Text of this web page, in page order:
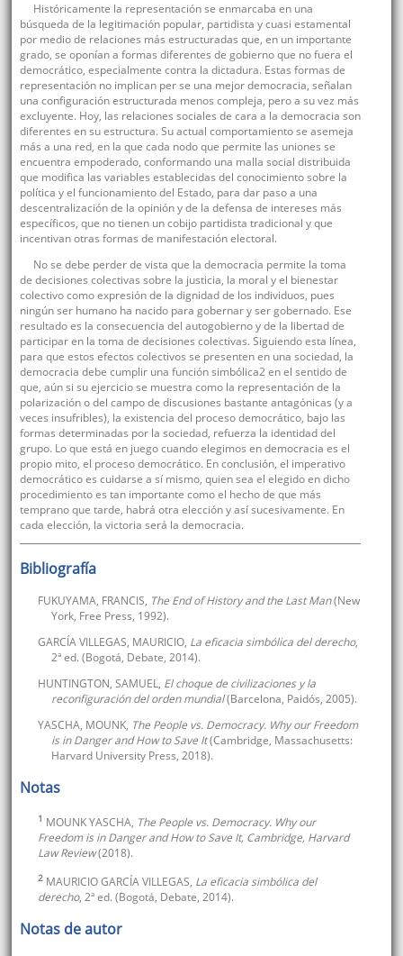
Históricamente la representación se enmarcaba en una
búsqueda de la legitimación popular, partidista y cuasi estamental
por medio de relaciones más estructuradas que, en un importante
grado, se oponían a formas diferentes de gobierno que no fuera el
democrático, especialmente contra la dictadura. Estas formas de
representación no implican per se una mejor democracia, señalan
una configuración estructurada menos compleja, pero a su vez más
excluyente. Hoy, las relaciones sociales de cara a la democracia son
diferentes en su estructura. Su actual comportamiento se asemeja
más a una red, en la que cada nodo que permite las uniones se
encuentra empoderado, conformando una malla social distribuida
que modifica las variables establecidas del conocimiento sobre la
política y el funcionamiento del Estado, para dar paso a una
descentralización de la opinión y de la defensa de intereses más
específicos, que no tienen un cobijo partidista tradicional y que
incentivan otras formas de manifestación electoral.
No se debe perder de vista que la democracia permite la toma
de decisiones colectivas sobre la justicia, la moral y el bienestar
colectivo como expresión de la dignidad de los individuos, pues
ningún ser humano ha nacido para gobernar y ser gobernado. Ese
resultado es la consecuencia del autogobierno y de la libertad de
participar en la toma de decisiones colectivas. Siguiendo esta línea,
para que estos efectos colectivos se presenten en una sociedad, la
democracia debe cumplir una función simbólica2 en el sentido de
que, aún si su ejercicio se muestra como la representación de la
polarización o del campo de discusiones bastante antagónicas (y a
veces insufribles), la existencia del proceso democrático, bajo las
formas determinadas por la sociedad, refuerza la identidad del
grupo. Lo que está en juego cuando elegimos en democracia es el
propio mito, el proceso democrático. En conclusión, el imperativo
democrático es cuidarse a sí mismo, quien sea el elegido en dicho
procedimiento es tan importante como el hecho de que más
temprano que tarde, habrá otra elección y así sucesivamente. En
cada elección, la victoria será la democracia.
Bibliografía
FUKUYAMA, FRANCIS, The End of History and the Last Man(New
York, Free Press, 1992).
GARCÍA VILLEGAS, MAURICIO, La eficacia simbólica del derecho,
2ª ed. (Bogotá, Debate, 2014).
HUNTINGTON, SAMUEL, El choque de civilizaciones y la
reconfiguración del orden mundial(Barcelona, Paidós, 2005).
YASCHA, MOUNK, The People vs. Democracy. Why our Freedom
is in Danger and How to Save It(Cambridge, Massachusetts:
Harvard University Press, 2018).
Notas
1 MOUNK YASCHA, The People vs. Democracy. Why our
Freedom is in Danger and How to Save It, Cambridge, Harvard
Law Review(2018).
2 MAURICIO GARCÍA VILLEGAS, La eficacia simbólica del
derecho, 2ª ed. (Bogotá, Debate, 2014).
Notas de autor